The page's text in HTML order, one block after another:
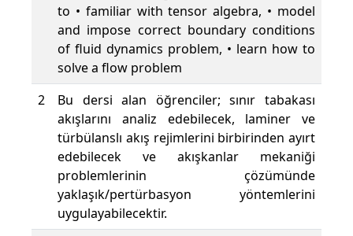
to • familiar with tensor algebra, • model
and impose correct boundary conditions
of fluid dynamics problem, • learn how to
solve a flow problem
2
Bu dersi alan öğrenciler; sınır tabakası
akışlarını analiz edebilecek, laminer ve
türbülanslı akış rejimlerini birbirinden ayırt
edebilecek ve akışkanlar mekaniği
problemlerinin çözümünde
yaklaşık/pertürbasyon yöntemlerini
uygulayabilecektir.